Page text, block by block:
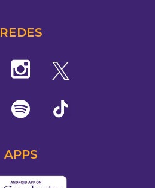
REDES
APPS